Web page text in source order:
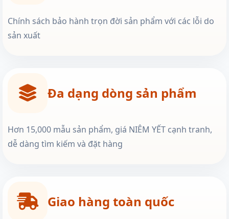
Chính sách bảo hành trọn đời sản phẩm với các lỗi do
sản xuất
Đa dạng dòng sản phẩm
Hơn 15,000 mẫu sản phẩm, giá NIÊM YẾT cạnh tranh,
dễ dàng tìm kiếm và đặt hàng
Giao hàng toàn quốc